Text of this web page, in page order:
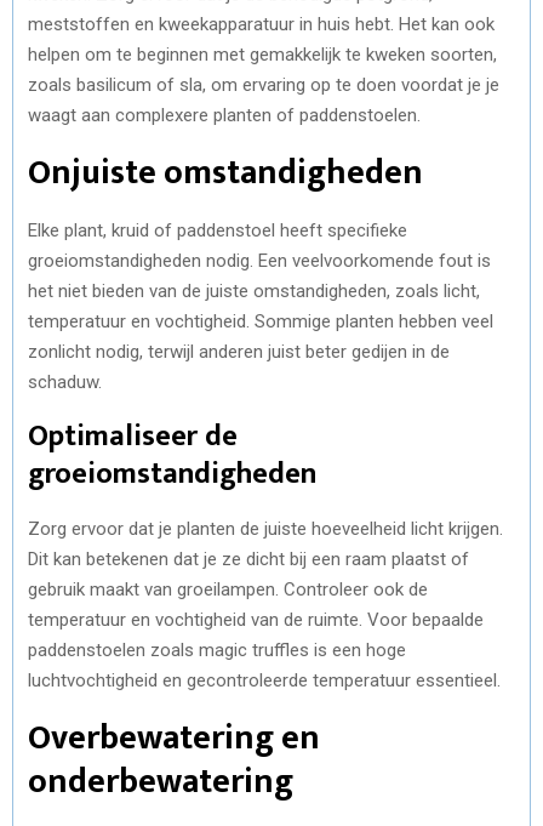
meststoffen en kweekapparatuur in huis hebt. Het kan ook
helpen om te beginnen met gemakkelijk te kweken soorten,
zoals basilicum of sla, om ervaring op te doen voordat je je
waagt aan complexere planten of paddenstoelen.
Onjuiste omstandigheden
Elke plant, kruid of paddenstoel heeft specifieke
groeiomstandigheden nodig. Een veelvoorkomende fout is
het niet bieden van de juiste omstandigheden, zoals licht,
temperatuur en vochtigheid. Sommige planten hebben veel
zonlicht nodig, terwijl anderen juist beter gedijen in de
schaduw.
Optimaliseer de
groeiomstandigheden
Zorg ervoor dat je planten de juiste hoeveelheid licht krijgen.
Dit kan betekenen dat je ze dicht bij een raam plaatst of
gebruik maakt van groeilampen. Controleer ook de
temperatuur en vochtigheid van de ruimte. Voor bepaalde
paddenstoelen zoals magic truffles is een hoge
luchtvochtigheid en gecontroleerde temperatuur essentieel.
Overbewatering en
onderbewatering